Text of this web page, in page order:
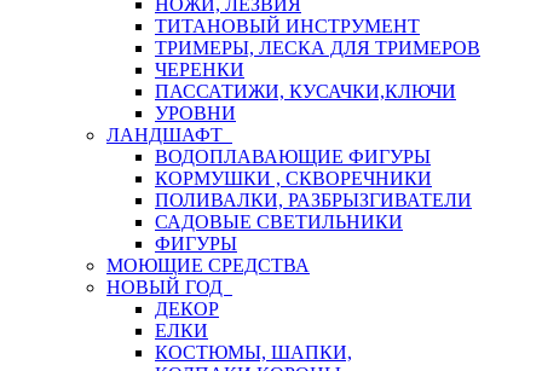
НОЖИ, ЛЕЗВИЯ
ТИТАНОВЫЙ ИНСТРУМЕНТ
ТРИМЕРЫ, ЛЕСКА ДЛЯ ТРИМЕРОВ
ЧЕРЕНКИ
ПАССАТИЖИ, КУСАЧКИ,КЛЮЧИ
УРОВНИ
ЛАНДШАФТ
ВОДОПЛАВАЮЩИЕ ФИГУРЫ
КОРМУШКИ , СКВОРЕЧНИКИ
ПОЛИВАЛКИ, РАЗБРЫЗГИВАТЕЛИ
САДОВЫЕ СВЕТИЛЬНИКИ
ФИГУРЫ
МОЮЩИЕ СРЕДСТВА
НОВЫЙ ГОД
ДЕКОР
ЕЛКИ
КОСТЮМЫ, ШАПКИ,